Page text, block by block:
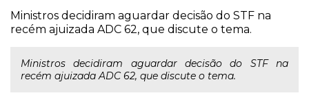
Ministros decidiram aguardar decisão do STF na
recém ajuizada ADC 62, que discute o tema.
Ministros decidiram aguardar decisão do STF na
recém ajuizada ADC 62, que discute o tema.